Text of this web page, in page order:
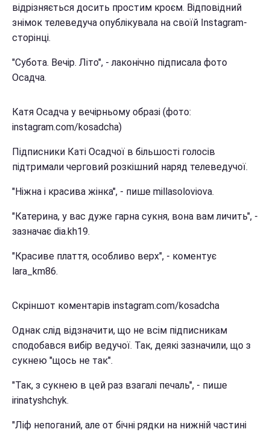
відрізняється досить простим кроєм. Відповідний
знімок телеведуча опублікувала на своїй Іnstagram-
сторінці.
"Субота. Вечір. Літо", - лаконічно підписала фото
Осадча.
Катя Осадча у вечірньому образі (фото:
instagram.com/kosadcha)
Підписники Каті Осадчої в більшості голосів
підтримали черговий розкішний наряд телеведучої.
"Ніжна і красива жінка", - пише millasoloviova.
"Катерина, у вас дуже гарна сукня, вона вам личить", -
зазначає dia.kh19.
"Красиве плаття, особливо верх", - коментує
lara_km86.
Скріншот коментарів instagram.com/kosadcha
Однак слід відзначити, що не всім підписникам
сподобався вибір ведучої. Так, деякі зазначили, що з
сукнею "щось не так".
"Так, з сукнею в цей раз взагалі печаль", - пише
irinatyshchyk.
"Ліф непоганий, але от бічні рядки на нижній частині